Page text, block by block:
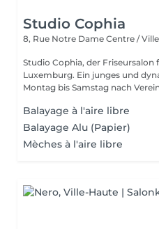
Studio Cophia
8, Rue Notre Dame Centre /
Studio Cophia, der Friseursalon
Luxemburg. Ein junges und
Montag bis Samstag nach
Balayage à l'aire libre
Balayage Alu (Papier)
Mèches à l'aire libre